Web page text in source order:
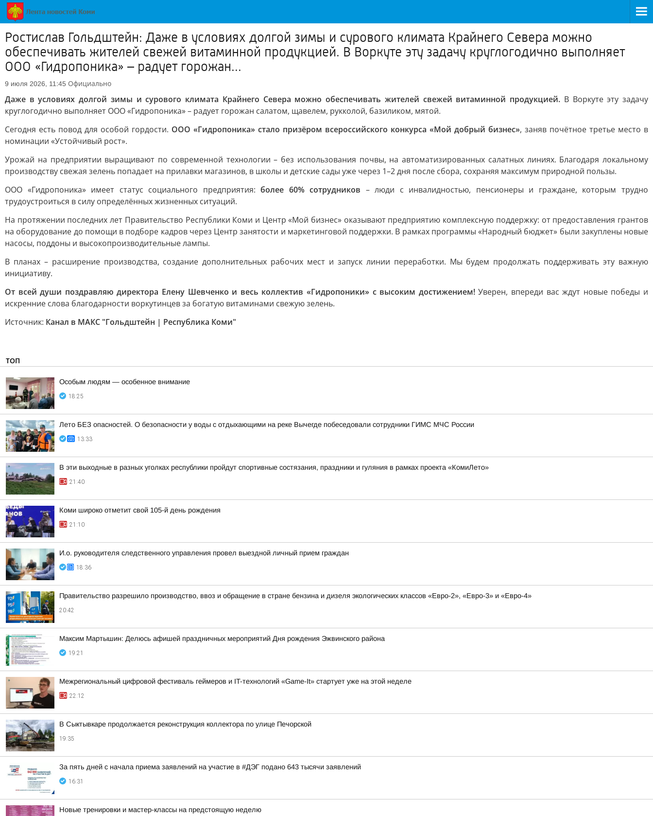
Ростислав Гольдштейн: Даже в условиях долгой зимы и сурового климата Крайнего Севера можно
обеспечивать жителей свежей витаминной продукцией. В Воркуте эту задачу круглогодично выполняет
ООО «Гидропоника» – радует горожан...
9 июля 2026, 11:45 Официально
Даже в условиях долгой зимы и сурового климата Крайнего Севера можно обеспечивать жителей свежей витаминной продукцией. В Воркуте эту задачу
круглогодично выполняет ООО «Гидропоника» – радует горожан салатом, щавелем, рукколой, базиликом, мятой.
Сегодня есть повод для особой гордости. ООО «Гидропоника» стало призёром всероссийского конкурса «Мой добрый бизнес», заняв почётное третье место в
номинации «Устойчивый рост».
Урожай на предприятии выращивают по современной технологии – без использования почвы, на автоматизированных салатных линиях. Благодаря локальному
производству свежая зелень попадает на прилавки магазинов, в школы и детские сады уже через 1–2 дня после сбора, сохраняя максимум природной пользы.
ООО «Гидропоника» имеет статус социального предприятия:более 60% сотрудников – люди с инвалидностью, пенсионеры и граждане, которым трудно
трудоустроиться в силу определённых жизненных ситуаций.
На протяжении последних лет Правительство Республики Коми и Центр «Мой бизнес» оказывают предприятию комплексную поддержку: от предоставления грантов
на оборудование до помощи в подборе кадров через Центр занятости и маркетинговой поддержки. В рамках программы «Народный бюджет» были закуплены новые
насосы, поддоны и высокопроизводительные лампы.
В планах – расширение производства, создание дополнительных рабочих мест и запуск линии переработки. Мы будем продолжать поддерживать эту важную
инициативу.
От всей души поздравляю директора Елену Шевченко и весь коллектив «Гидропоники» с высоким достижением!Уверен, впереди вас ждут новые победы и
искренние слова благодарности воркутинцев за богатую витаминами свежую зелень.
Источник: Канал в МАКС "Гольдштейн | Республика Коми"
ТОП
Особым людям — особенное внимание
18:25
Лето БЕЗ опасностей. О безопасности у воды с отдыхающими на реке Вычегде побеседовали сотрудники ГИМС МЧС России
13:33
В эти выходные в разных уголках республики пройдут спортивные состязания, праздники и гуляния в рамках проекта «КомиЛето»
21:40
Коми широко отметит свой 105-й день рождения
21:10
И.о. руководителя следственного управления провел выездной личный прием граждан
18:36
Правительство разрешило производство, ввоз и обращение в стране бензина и дизеля экологических классов «Евро-2», «Евро-3» и «Евро-4»
20:42
Максим Мартышин: Делюсь афишей праздничных мероприятий Дня рождения Эжвинского района
19:21
Межрегиональный цифровой фестиваль геймеров и IT-технологий «Game-It» стартует уже на этой неделе
22:12
В Сыктывкаре продолжается реконструкция коллектора по улице Печорской
19:35
За пять дней с начала приема заявлений на участие в #ДЭГ подано 643 тысячи заявлений
16:31
Новые тренировки и мастер-классы на предстоящую неделю